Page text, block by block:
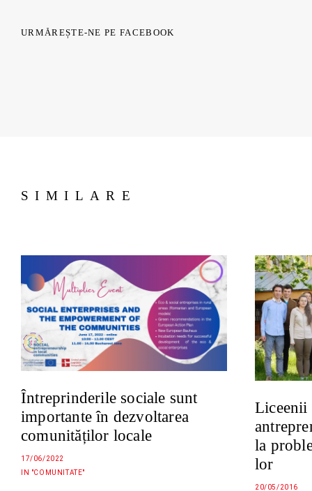
URMĂREȘTE-NE PE FACEBOOK
SIMILARE
Întreprinderile sociale sunt
importante în dezvoltarea
comunităților locale
17/06/2022
IN "COMUNITATE"
Liceenii
la
lor
20/05/2016